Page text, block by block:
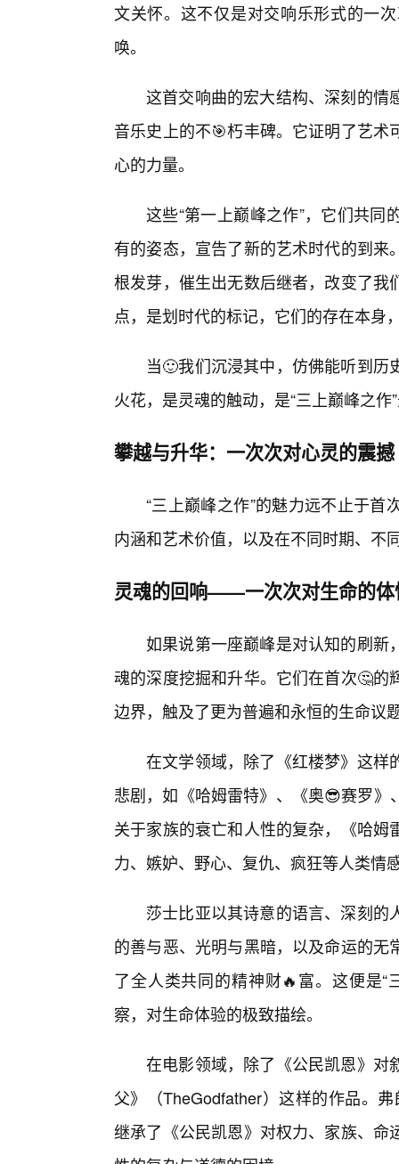
文关怀。这不仅是对交响乐形式的一
唤。
这首交响曲的宏大结构、深刻的情
音乐史上的不🎯朽丰碑。它证明了艺
心的力量。
这些“第一上巅峰之作”，它们共
有的姿态，宣告了新的艺术时代的到
根发芽，催生出无数后继者，改变了
点，是划时代的标记，它们的存在本身
当🙂我们沉浸其中，仿佛能听到
火花，是灵魂的触动，是“三上巅峰之
攀越与升华：一次次对心灵的震撼
“三上巅峰之作”的魅力远不止于
内涵和艺术价值，以及在不同时期、不
灵魂的回响——一次次对生命的体
如果说第一座巅峰是对认知的刷新
魂的深度挖掘和升华。它们在首次🤔
边界，触及了更为普遍和永恒的生命议
在文学领域，除了《红楼梦》这样
悲剧，如《哈姆雷特》、《奥😎赛罗
关于家族的衰亡和人性的复杂，《哈
力、嫉妒、野心、复仇、疯狂等人类情
莎士比亚以其诗意的语言、深刻
的善与恶、光明与黑暗，以及命运的
了全人类共同的精神财🔥富。这便是
察，对生命体验的极致描绘。
在电影领域，除了《公民凯恩》对
父》（TheGodfather）这样的作品。
继承了《公民凯恩》对权力、家族、